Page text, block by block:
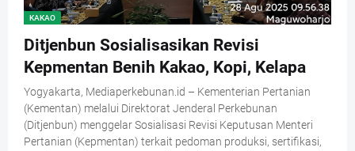
KAKAO
Ditjenbun Sosialisasikan Revisi
Kepmentan Benih Kakao, Kopi, Kelapa
Yogyakarta, Mediaperkebunan.id – Kementerian Pertanian
(Kementan) melalui Direktorat Jenderal Perkebunan
(Ditjenbun) menggelar Sosialisasi Revisi Keputusan Menteri
Pertanian (Kepmentan) terkait pedoman produksi, sertifikasi,